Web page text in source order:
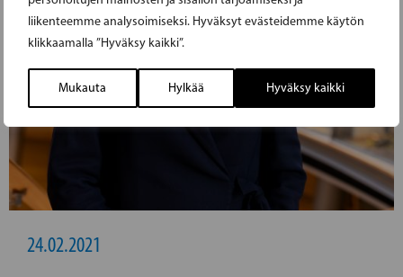
liikenteemme analysoimiseksi. Hyväksyt evästeidemme käytön
klikkaamalla ”Hyväksy kaikki”.
Mukauta Hylkää Hyväksy kaikki
24.02.2021